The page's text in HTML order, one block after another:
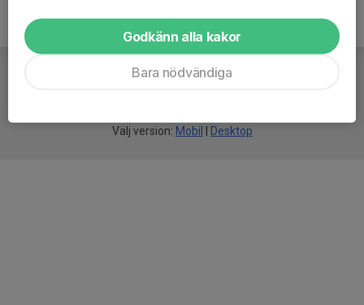
Välj version: Mobil Desktop
Godkänn alla kakor
Bara nödvändiga